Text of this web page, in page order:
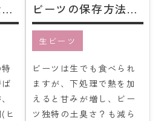
お問い合わせ
ビーツってどんな野菜？
ヒ
ビーツの保存方法＆下処理方法
生ビーツ
ビーツは生でも食べられ
ますが、下処理で熱を加
えると甘みが増し、ビー
ツ独特の土臭さ？も減ら